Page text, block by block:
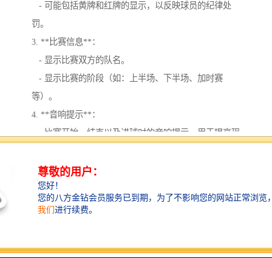
- 可能包括黄牌和红牌的显示，以反映球员的纪律处
罚。
3. **比赛信息**：
- 显示比赛双方的队名。
- 显示比赛的阶段（如：上半场、下半场、加时赛
等）。
4. **音响提示**：
- 比赛开始、结束以及进球时的音响提示，用于提高现
5. **用户界面**：
- 友好的用户界面，便于裁判或记录员操作和使用。
6. **网络连接**：